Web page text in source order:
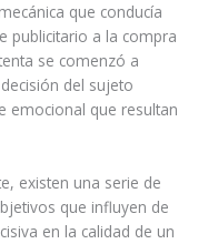
que conducía
publicitario a la compra
se comenzó a
del sujeto
emocional que resultan
existen una serie de
que influyen de
en la calidad de un